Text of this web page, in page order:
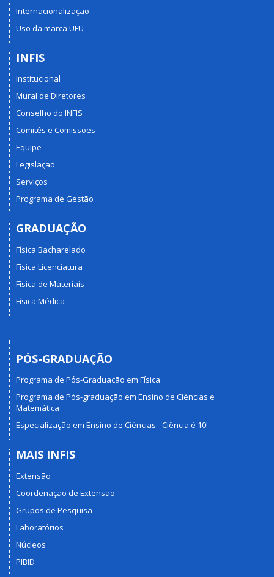
Internacionalização
Uso da marca UFU
INFIS
Institucional
Mural de Diretores
Conselho do INFIS
Comitês e Comissões
Equipe
Legislação
Serviços
Programa de Gestão
GRADUAÇÃO
Física Bacharelado
Física Licenciatura
Física de Materiais
Física Médica
PÓS-GRADUAÇÃO
Programa de Pós-Graduação em Física
Programa de Pós-graduação em Ensino de Ciências e
Matemática
Especialização em Ensino de Ciências - Ciência é 10!
MAIS INFIS
Extensão
Coordenação de Extensão
Grupos de Pesquisa
Laboratórios
Núcleos
PIBID